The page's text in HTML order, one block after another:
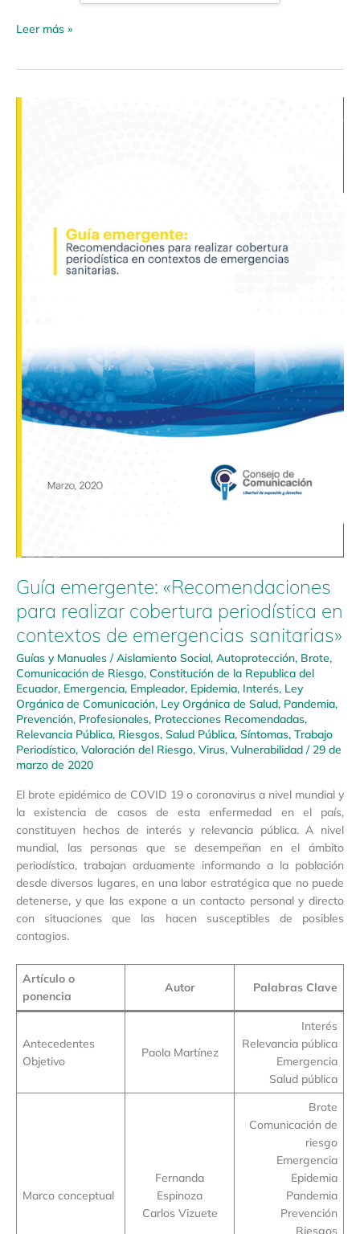
Leer más »
Guía emergente: «Recomendaciones
para realizar cobertura periodística en
contextos de emergencias sanitarias»
Guías y Manuales /Aislamiento Social, Autoprotección, Brote,
Comunicación de Riesgo, Constitución de la Republica del
Ecuador, Emergencia, Empleador, Epidemia, Interés, Ley
Orgánica de Comunicación, Ley Orgánica de Salud, Pandemia,
Prevención, Profesionales, Protecciones Recomendadas,
Relevancia Pública, Riesgos, Salud Pública, Síntomas, Trabajo
Periodístico, Valoración del Riesgo, Virus, Vulnerabilidad / 29 de
marzo de 2020
El brote epidémico de COVID 19 o coronavirus a nivel mundial y
la existencia de casos de esta enfermedad en el país,
constituyen hechos de interés y relevancia pública. A nivel
mundial, las personas que se desempeñan en el ámbito
periodístico, trabajan arduamente informando a la población
desde diversos lugares, en una labor estratégica que no puede
detenerse, y que las expone a un contacto personal y directo
con situaciones que las hacen susceptibles de posibles
contagios.
Artículo o
ponencia
Autor Palabras Clave
Antecedentes
Objetivo
Paola Martínez
Interés
Relevancia pública
Emergencia
Salud pública
Marco conceptual
Fernanda
Espinoza
Carlos Vizuete
Brote
Comunicación de
riesgo
Emergencia
Epidemia
Pandemia
Prevención
Riesgos
contextos